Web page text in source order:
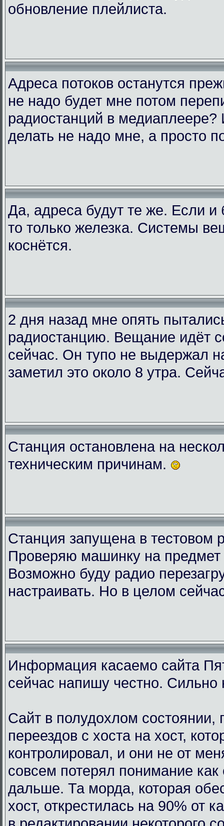
обновление плейлиста.
Адреса потоков останутся
не надо будет мне потом
радиостанций в медиаплеере?
делать не надо мне, а просто
Да, адреса будут те же. Если и
то только железка. Системы
коснётся.
2 дня назад мне опять
радиостанцию. Вещание идёт
сейчас. Он тупо не выдержал
заметил это около 8 утра.
Станция остановлена на
техническим причинам.
Станция запущена в тестовом
Проверяю машинку на предмет
Возможно буду радио
настраивать. Но в целом
Информация касаемо сайта
сейчас напишу честно. Сильно
Сайт в полудохлом состоянии,
переездов с хоста на хост,
контролировал, и они не от
совсем потерял понимание как
дальше. Та морда, которая
хост, открестилась на 90% от